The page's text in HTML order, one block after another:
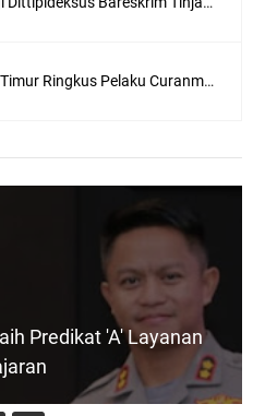
Tim URC Polres Lombok Timur Ringkus Pelaku Curanmor Bersana BB
Predikat 'A' Layanan